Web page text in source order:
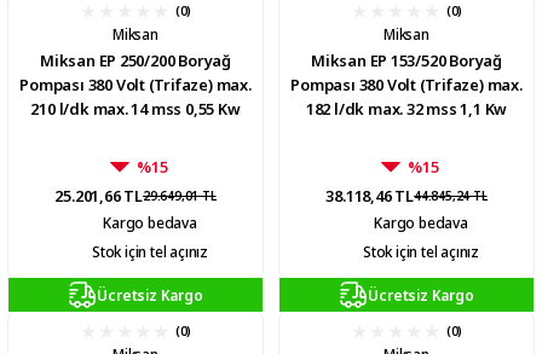
(0)
Miksan
Miksan EP 250/200 Boryağ
Pompası 380 Volt (Trifaze) max.
210 l/dk max. 14 mss 0,55 Kw
%15
25.201,66 TL29.649,01 TL
Kargo bedava
Stok için tel açınız
(0)
Miksan
Miksan EP 153/520 Boryağ
Pompası 380 Volt (Trifaze) max.
182 l/dk max. 32 mss 1,1 Kw
%15
38.118,46 TL44.845,24 TL
Kargo bedava
Stok için tel açınız
Ücretsiz Kargo
(0)
Ücretsiz Kargo
(0)